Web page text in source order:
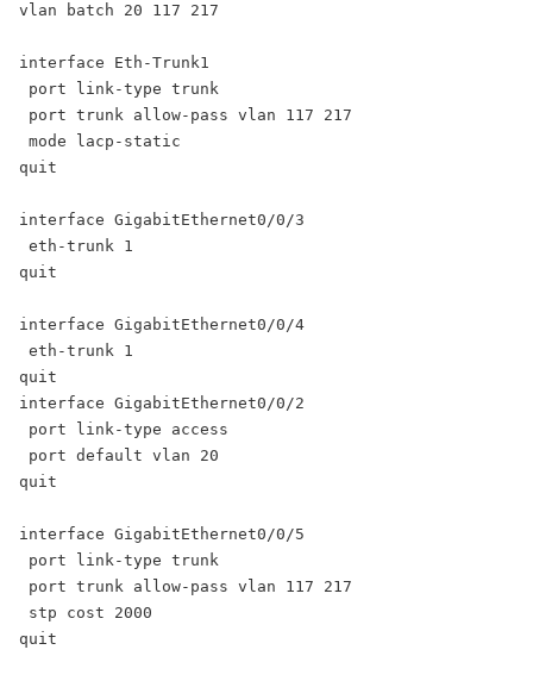
vlan batch 20 117 217
interface Eth-Trunk1
port link-type trunk
port trunk allow-pass vlan 117 217
mode lacp-static
quit
interface GigabitEthernet0/0/3
eth-trunk 1
quit
interface GigabitEthernet0/0/4
eth-trunk 1
quit
interface GigabitEthernet0/0/2
port link-type access
port default vlan 20
quit
interface GigabitEthernet0/0/5
port link-type trunk
port trunk allow-pass vlan 117 217
stp cost 2000
quit